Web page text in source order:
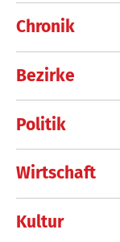
Chronik
Bezirke
Politik
Wirtschaft
Kultur